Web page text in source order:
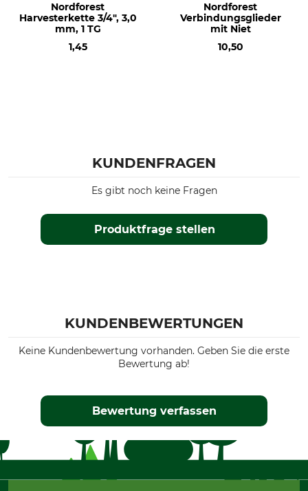
Nordforest
Harvesterkette 3/4", 3,0
mm, 1 TG
1,45
Nordforest
Verbindungsglieder
mit Niet
10,50
KUNDENFRAGEN
Produktfrage stellen
Es gibt noch keine Fragen
KUNDENBEWERTUNGEN
Keine Kundenbewertung vorhanden. Geben Sie die erste
Bewertung ab!
Bewertung verfassen